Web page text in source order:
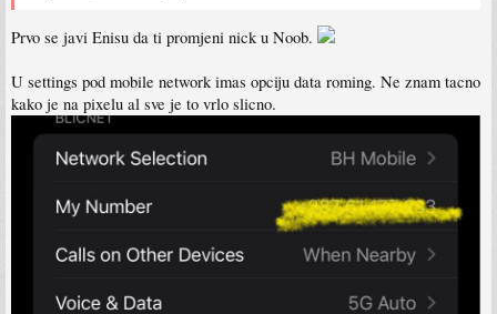
Prvo se javi Enisu da ti promjeni nick u Noob.
U settings pod mobile network imas opciju data roming. Ne znam tacno
kako je na pixelu al sve je to vrlo slicno.